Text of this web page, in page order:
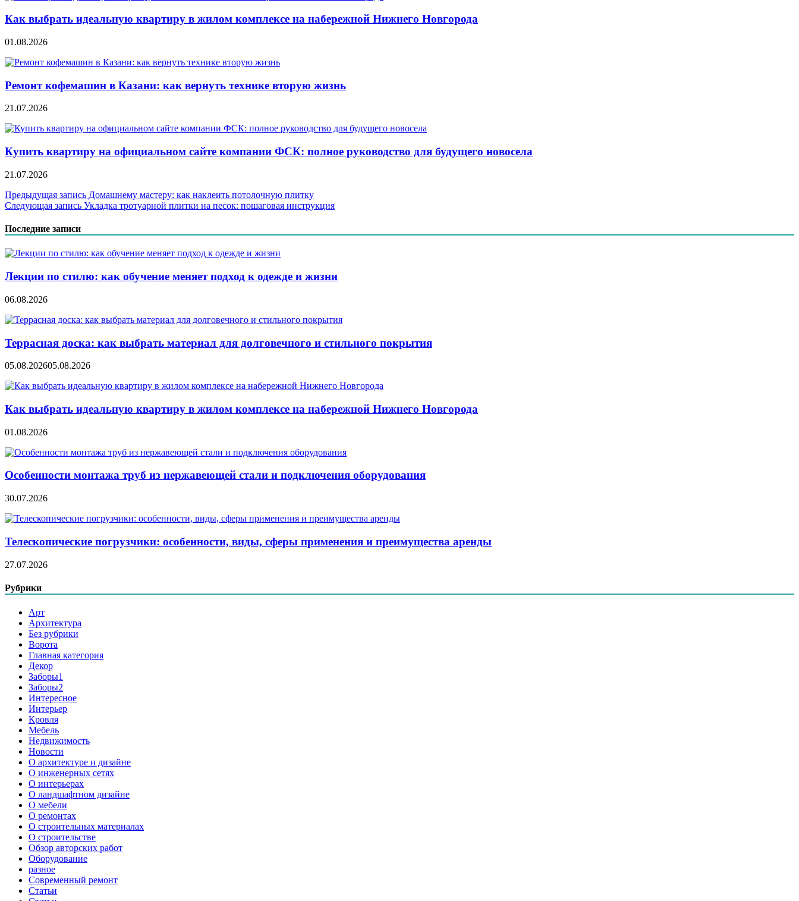
Как выбрать идеальную квартиру в жилом комплексе на набережной Нижнего Новгорода
01.08.2026
Ремонт кофемашин в Казани: как вернуть технике вторую жизнь
21.07.2026
Купить квартиру на официальном сайте компании ФСК: полное руководство для будущего новосела
21.07.2026
Навигация
по
записям
Предыдущая запись Домашнему мастеру: как наклеить потолочную плитку
Следующая запись Укладка тротуарной плитки на песок: пошаговая инструкция
Последние записи
Лекции по стилю: как обучение меняет подход к одежде и жизни
06.08.2026
Террасная доска: как выбрать материал для долговечного и стильного покрытия
05.08.202605.08.2026
Как выбрать идеальную квартиру в жилом комплексе на набережной Нижнего Новгорода
01.08.2026
Особенности монтажа труб из нержавеющей стали и подключения оборудования
30.07.2026
Телескопические погрузчики: особенности, виды, сферы применения и преимущества аренды
27.07.2026
Рубрики
Арт
Архитектура
Без рубрики
Ворота
Главная категория
Декор
Заборы1
Заборы2
Интересное
Интерьер
Кровля
Мебель
Недвижимость
Новости
О архитектуре и дизайне
О инженерных сетях
О интерьерах
О ландшафтном дизайне
О мебели
О ремонтах
О строительных материалах
О строительстве
Обзор авторских работ
Оборудование
разное
Современный ремонт
Статьи